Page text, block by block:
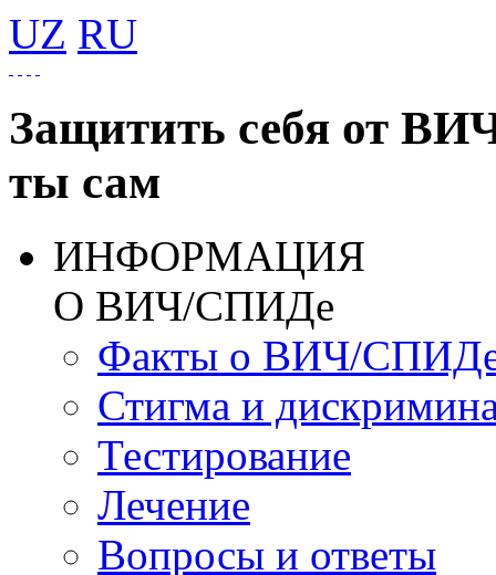
UZ RU
Защитить себя от
ты сам
ИНФОРМАЦИЯ
О ВИЧ/СПИДе
Факты о ВИЧ/
Стигма и
Тестирование
Лечение
Вопросы и ответы